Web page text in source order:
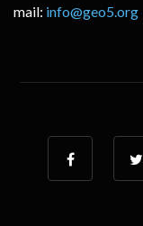
mail: info@geo5.org